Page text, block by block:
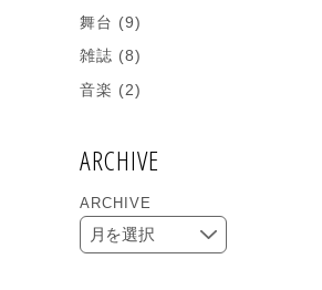
舞台 (9)
雑誌 (8)
音楽 (2)
ARCHIVE
ARCHIVE